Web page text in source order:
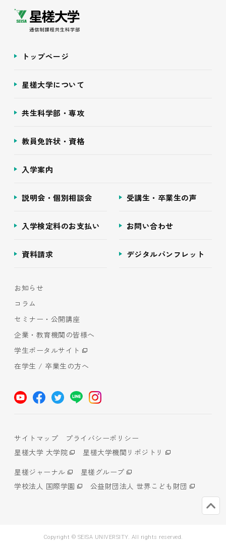
トップページ
星槎大学について
共生科学部・専攻
教員免許状・資格
入学案内
説明会・個別相談会 受講生・卒業生の声
入学検定料のお支払い お問い合わせ
資料請求 デジタルパンフレット
お知らせ
コラム
セミナー・公開講座
企業・教育機関の皆様へ
学生ポータルサイト
在学生 / 卒業生の方へ
サイトマップ
プライバシーポリシー
星槎大学 大学院
星槎大学機関リポジトリ
星槎ジャーナル
星槎グループ
学校法人 国際学園
公益財団法人 世界こども財団
Copyright © SEISA UNIVERSITY. All rights reserved.